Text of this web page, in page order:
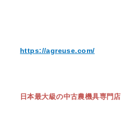
https://agreuse.com/
日本最大級の中古農機具専門店